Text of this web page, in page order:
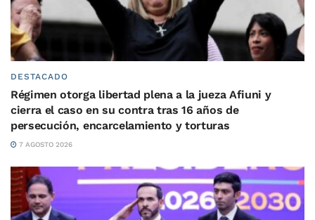
DESTACADO
Régimen otorga libertad plena a la jueza Afiuni y
cierra el caso en su contra tras 16 años de
persecución, encarcelamiento y torturas
7 AGOSTO 2026